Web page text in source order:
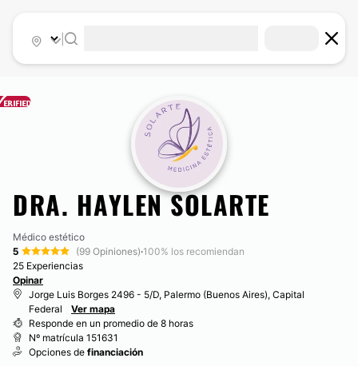
DRA. HAYLEN SOLARTE
Médico estético
5
(99 Opiniones)·100% los recomiendan
25 Experiencias
Opinar
Jorge Luis Borges 2496 - 5/D, Palermo (Buenos Aires), Capital
Federal
Ver mapa
Responde en un promedio de 8 horas
Nº matrícula 151631
Opciones de financiación